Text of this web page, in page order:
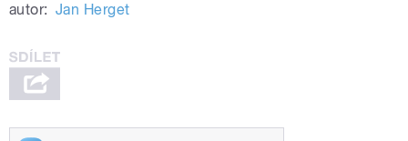
autor: Jan Herget